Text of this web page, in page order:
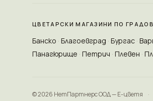
ЦВЕТАРСКИ МАГАЗИНИ ПО
Банско Благоевград Бургас
Панагюрище Петрич Плевен
© 2026 НетПартнерс ООД — Е-цветя ·